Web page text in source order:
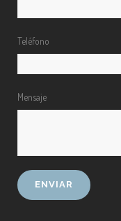
Teléfono
Mensaje